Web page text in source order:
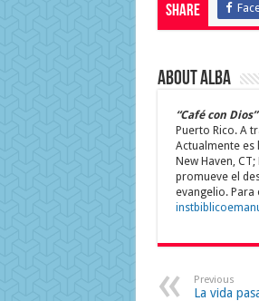
Share
About Alba
“Café con Dios”
Puerto Rico. A
Actualmente es
New Haven,
promueve el
evangelio.
Previous
La vida